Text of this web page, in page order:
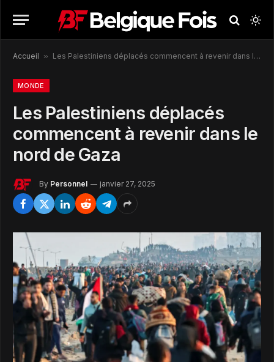
Accueil » Les Palestiniens déplacés commencent à revenir dans le nord de Gaza
MONDE
Les Palestiniens déplacés
commencent à revenir dans le
nord de Gaza
By Personnel janvier 27, 2025